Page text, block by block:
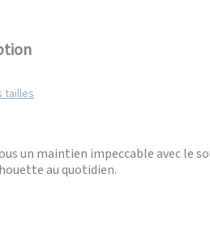
tailles
un maintien impeccable avec le
au quotidien.